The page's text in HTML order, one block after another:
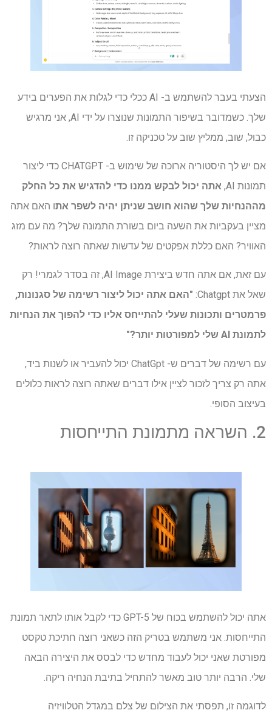
הצעתי בעבר להשתמש ב- AI ככלי כדי לגלות את הפערים בידע
שלך. כשמדובר בשיפור התמונות שנוצרו על ידי AI, אני מרגיש
כבול, שוב, ממליץ שוב על טכניקה זו.
אם יש לך היסטוריה ארוכה של שימוש ב- CHATGPT כדי ליצור
תמונות AI,
אתה יכול לבקש ממנו כדי להדגיש את כל החלק
מההנחיות שלך שהוא חושב שניתן יהיה לשפר אתו האם אתה
מציין בעקביות את השעה ביום בשורת התמונה שלך? מה עם מזג
האוויר? האם כללת אפקטים של עדשות שאתה רוצה לראות?
עם זאת, אם אתה חדש ביצירת AI Image, זה בסדר לגמרי! רק
שאל את Chatgpt:
"האם אתה יכול ליצור רשימה של סגנונות,
פרמטרים ותכונות שעלי להתייחס אליו כדי להפוך את הנחיות
לתמונת AI שלי למפורטות יותר?"
עם רשימה של דברים ש- ChatGpt יכול להעביר או לשנות ביד,
אתה רק צריך לזכור לציין אילו דברים שאתה רוצה לראות כלולים
בעיצוב הסופי.
2. השראה מתמונת התייחסות
אתה יכול להשתמש בכוח של GPT-5 כדי לקבל אותו לתאר תמונת
התייחסות. אני משתמש בטריק הזה כשאני רוצה חתיכת טקסט
מפורטת שאני יכול לעבוד מחדש כדי לבסס את היצירה הבאה
שלי. הרבה יותר טוב מאשר להתחיל בתיבת הנחיה ריקה.
לדוגמה זו, תפסתי את הצילום של צלם במגדל הטלוויזיה